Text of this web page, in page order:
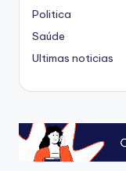
Politica
Saúde
Ultimas noticias